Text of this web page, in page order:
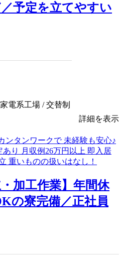
予定を立てやすい
電系工場 / 交替制
詳細を表示
加工作業】年間休
の寮完備／正社員